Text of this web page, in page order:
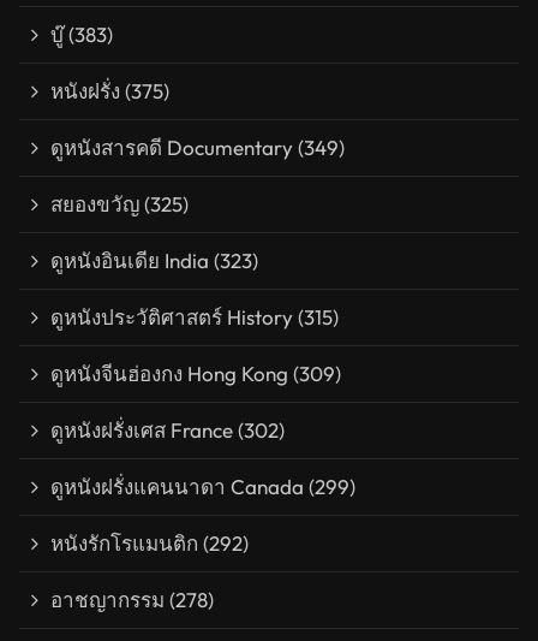
บู๊(383)
หนังฝรั่ง (375)
ดูหนังสารคดี Documentary(349)
สยองขวัญ(325)
ดูหนังอินเดีย India (323)
ดูหนังประวัติศาสตร์ History(315)
ดูหนังจีนฮ่องกง Hong Kong (309)
ดูหนังฝรั่งเศส France(302)
ดูหนังฝรั่งแคนนาดา Canada (299)
หนังรักโรแมนติก (292)
อาชญากรรม (278)